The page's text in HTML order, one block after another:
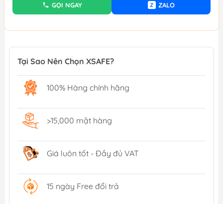
GỌI NGAY Z ZALO
Tại Sao Nên Chọn XSAFE?
100% Hàng chính hãng
>15,000 mặt hàng
Giá luôn tốt - Đầy đủ VAT
15 ngày Free đổi trả